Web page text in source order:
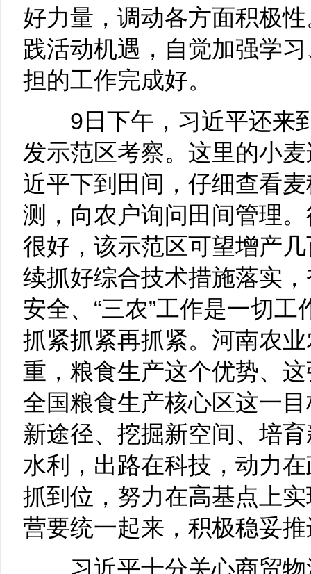
好力量，调动各方面积极
践活动机遇，自觉加强学
担的工作完成好。
9日下午，习近平还来
发示范区考察。这里的小
近平下到田间，仔细查看
测，向农户询问田间管理
很好，该示范区可望增产
续抓好综合技术措施落实
安全、“三农”工作是一切
抓紧抓紧再抓紧。河南农
重，粮食生产这个优势、
全国粮食生产核心区这一
新途径、挖掘新空间、培
水利，出路在科技，动力
抓到位，努力在高基点上
营要统一起来，积极稳妥
习近平十分关心商贸物